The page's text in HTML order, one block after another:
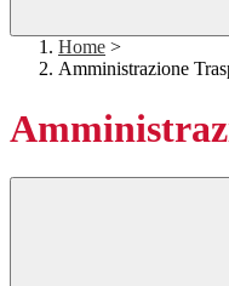
Home >
Amministrazione